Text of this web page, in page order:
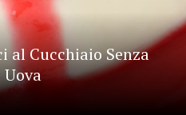
al Cucchiaio Senza
Uova